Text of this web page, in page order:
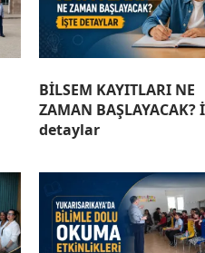
BİLSEM KAYITLARI NE
ZAMAN BAŞLAYACAK?
detaylar